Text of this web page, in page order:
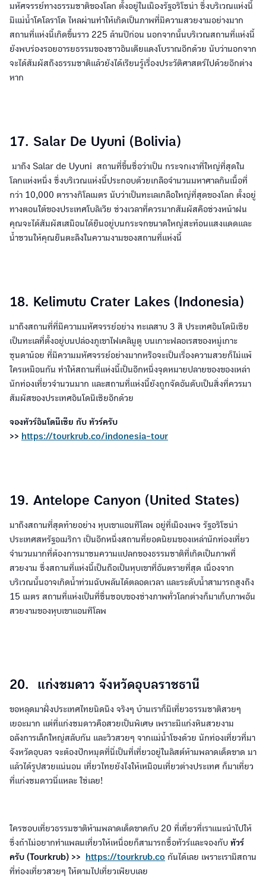
มหัศจรรย์ทางธรรมชาติของโลก ตั้งอยู่ในเมืองรัฐอริโซน่า ซึ่งบริเวณแห่งนี้
มีแม่น้ำโคโลราโด ไหลผ่านทำให้เกิดเป็นภาพที่มีความสวยงามอย่างมาก
สถานที่แห่งนี้เกิดขึ้นราว 225 ล้านปีก่อน นอกจากนั้นบริเวณสถานที่แห่งนี้
ยังพบร่องรอยอารยธรรมของชาวอินเดียแดงโบราณอีกด้วย นับว่านอกจาก
จะได้สัมผัสถึงธรรมชาติแล้วยังได้เรียนรู้เรื่องประวัติศาสตร์ไปด้วยอีกต่าง
หาก
17. Salar De Uyuni (Bolivia)
มาถึง Salar de Uyuni สถานที่ขึ้นชื่อว่าเป็น กระจกเงาที่ใหญ่ที่สุดใน
โลกแห่งหนึ่ง ซึ่งบริเวณแห่งนี้ประกอบด้วยเกลือจำนวนมหาศาลกินเนื้อที่
กว่า 10,000 ตารางกิโลเมตร นับว่าเป็นทะเลเกลือใหญ่ที่สุดของโลก ตั้งอยู่
ทางตอนใต้ของประเทศโบลิเวีย ช่วงเวลาที่ควรมากสัมผัสคือช่วงหน้าฝน
คุณจะได้สัมผัสเสมือนได้ยืนอยู่บนกระจกขนาดใหญ่สะท้อนแสงแดดและ
น้ำชวนให้คุณยืนตะลึงในความงามของสถานที่แห่งนี้
18. Kelimutu Crater Lakes (Indonesia)
มาถึงสถานที่ที่มีความมหัศจรรย์อย่าง ทะเลสาบ 3 สี ประเทศอินโดนีเซีย
เป็นทะเลที่ตั้งอยู่บนปล่องภูเขาไฟเคลิมูตู บนเกาะฟลอเรสของหมู่เกาะ
ซุนดาน้อย ที่มีความมหัศจรรย์อย่างมากหรือจะเป็นเรื่องความสวยก็ไม่แพ้
ใครเหมือนกัน ทำให้สถานที่แห่งนี้เป็นอีกหนึ่งจุดหมายปลายของของเหล่า
นักท่องเที่ยวจำนวนมาก และสถานที่แห่งนี้ยังถูกจัดอันดับเป็นสิ่งที่ควรมา
สัมผัสของประเทศอินโดนีเซียอีกด้วย
จองทัวร์อินโดนีเซีย กับ ทัวร์ครับ
>> https://tourkrub.co/indonesia-tour
19. Antelope Canyon (United States)
มาถึงสถานที่สุดท้ายอย่าง หุบเขาแอนทีโลพ อยู่ที่เมืองเพจ รัฐอริโซน่า
ประเทศสหรัฐอเมริกา เป็นอีกหนึ่งสถานที่ยอดนิยมของเหล่านักท่องเที่ยว
จำนวนมากที่ต้องการมาชมความแปลกของธรรมชาติที่เกิดเป็นภาพที่
สวยงาม ซึ่งสถานที่แห่งนี้เป็นถือเป็นหุบเขาที่อันตรายที่สุด เนื่องจาก
บริเวณนั้นอาจเกิดน้ำท่วมฉับพลันได้ตลอดเวลา และระดับน้ำสามารถสูงถึง
15 เมตร สถานที่แห่งเป็นที่ชื่นชอบของช่างภาพทั่วโลกต่างก็มาเก็บภาพอัน
สวยงามของหุบเขาแอนทีโลพ
20. แก่งชมดาว จังหวัดอุบลราชธานี
ขอหลุดมาฝั่งประเทศไทยนิดนึง จริงๆ บ้านเราก็มีเที่ยวธรรมชาติสวยๆ
เยอะมาก แต่ที่แก่งชมดาวคือสวยเป็นพิเศษ เพราะมีแก่งหินสวยงาม
อลังการเล็กใหญ่สลับกัน และวิวสวยๆ จากแม่น้ำโขงด้วย นักท่องเที่ยวที่มา
จังหวัดอุบลฯ จะต้องปักหมุดที่นี่เป็นที่เที่ยวอยู่ในลิสต์ห้ามพลาดเด็ดขาด มา
แล้วได้รูปสวยแน่นอน เที่ยวไทยยังไงให้เหมือนเที่ยวต่างประเทศ ก็มาเที่ยว
ที่แก่งชมดาวนี่แหละ ใช่เลย!
ใครชอบเที่ยวธรรมชาติห้ามพลาดเด็ดขาดกับ 20 ที่เที่ยวที่เราแนะนำไปให้
ซึ่งถ้าไม่อยากทำแพลนเที่ยวให้เหนื่อยก็สามารถซื้อทัวร์และจองกับ ทัวร์
ครับ (Tourkrub) >>
https://tourkrub.co กันได้เลย เพราะเรามีสถาน
ที่ท่องเที่ยวสวยๆ ให้ตามไปเที่ยวเพียบเลย